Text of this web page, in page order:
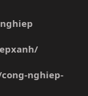
nghiep-